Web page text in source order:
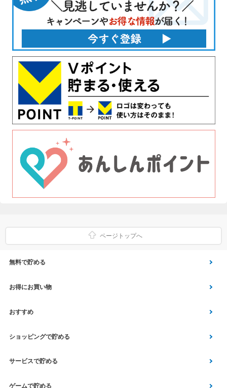
ページトップへ
無料で貯める
ゲーム
Vアンケート
アプリ利用
クイズ
スクラッチ
お得にお買い物
Yahoo!ショッピング
Vサンプル
エコなお買い物
Vモニター
おすすめ
Vくじ
チラシ
aruku&
ショッピングで貯める
Yahoo! JAPANサービス
総合・デパート・TV通販
サービスで貯める
マネー･銀行･保険
ゲームで貯める